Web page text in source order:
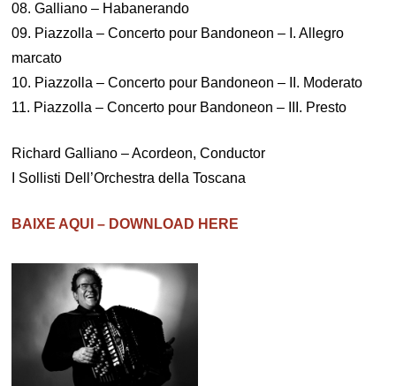
08. Galliano – Habanerando
09. Piazzolla – Concerto pour Bandoneon – I. Allegro
marcato
10. Piazzolla – Concerto pour Bandoneon – II. Moderato
11. Piazzolla – Concerto pour Bandoneon – III. Presto
Richard Galliano – Acordeon, Conductor
I Sollisti Dell’Orchestra della Toscana
BAIXE AQUI – DOWNLOAD HERE